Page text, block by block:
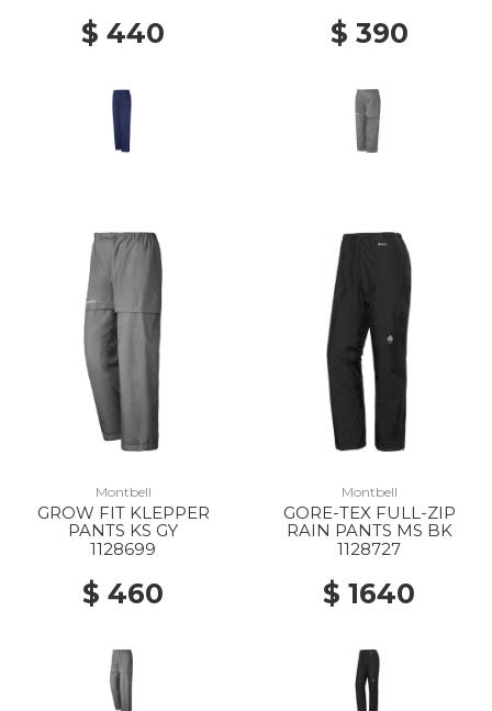
$ 440 $ 390
Montbell
GROW FIT KLEPPER
PANTS KS GY
1128699
$ 460
Montbell
GORE-TEX FULL-ZIP
RAIN PANTS MS BK
1128727
$ 1640